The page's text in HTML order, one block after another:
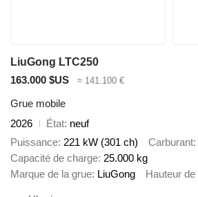
LiuGong LTC250
163.000 $US
≈ 141.100 €
Grue mobile
2026
État neuf
Puissance 221 kW (301 ch) Carburant
Capacité de charge 25.000 kg
Marque de la grue LiuGong Hauteur de